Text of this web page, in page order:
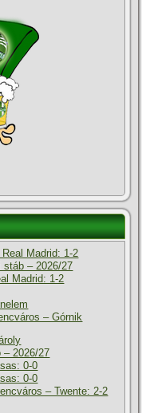
Madrid: 1-2
– 2026/27
Madrid: 1-2
– Górnik
2026/27
0-0
0-0
– Twente: 2-2